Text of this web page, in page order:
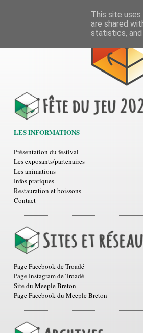
LES INFORMATIONS
Présentation du festival
Les exposants/partenaires
Les animations
Infos pratiques
Restauration et boissons
Contact
Page Facebook de Troadé
Page Instagram de Troadé
Site du Meeple Breton
Page Facebook du Meeple Breton
This site
are shared
statistics,